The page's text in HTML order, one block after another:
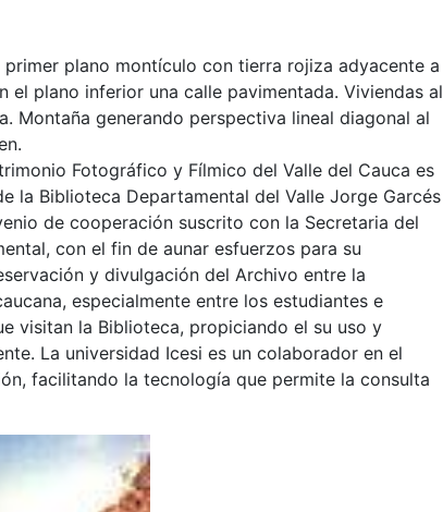
primer plano montículo con tierra rojiza adyacente a
el plano inferior una calle pavimentada. Viviendas al
Montaña generando perspectiva lineal diagonal al
Fotográfico y Fílmico del Valle del Cauca es
la Biblioteca Departamental del Valle Jorge Garcés
de cooperación suscrito con la Secretaria del
con el fin de aunar esfuerzos para su
y divulgación del Archivo entre la
especialmente entre los estudiantes e
visitan la Biblioteca, propiciando el su uso y
La universidad Icesi es un colaborador en el
facilitando la tecnología que permite la consulta